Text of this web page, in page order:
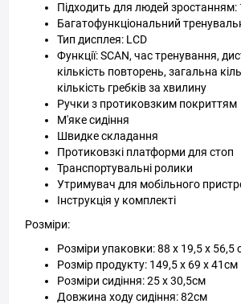
Підходить для людей
Багатофункціональний
Тип дисплея: LCD
Функції: SCAN, час тренування,
кількість повторень, загальна
кількість гребків за хвилину
Ручки з протиковзким покриттям
М'яке сидіння
Швидке складання
Протиковзкі платформи для стоп
Транспортувальні ролики
Утримувач для мобільного
Інструкція у комплекті
Розміри:
Розміри упаковки: 88 x 19,5 x 56,5
Розмір продукту: 149,5 x 69 x 41см
Розміри сидіння: 25 x 30,5см
Довжина ходу сидіння: 82см